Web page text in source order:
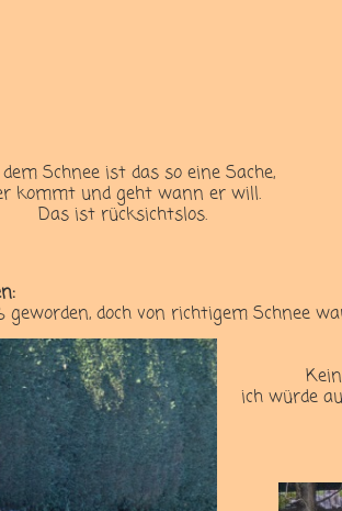
Schnee ist das so eine Sache,
kommt und geht wann er will.
Das ist rücksichtslos.
doch von richtigem Schnee
ich würde